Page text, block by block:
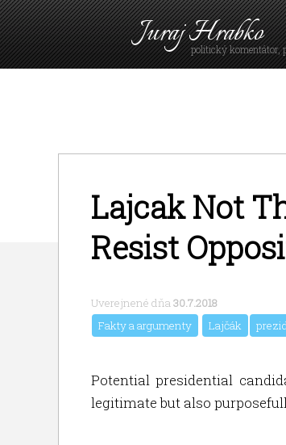
Juraj Hrabko
politický komentátor,
Lajcak Not
Resist
Uverejnené dňa30.7.2018
Fakty a argumenty
Lajčák
Potential presidential
legitimate but also